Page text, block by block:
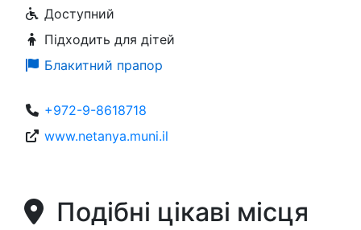
Доступний
Підходить для дітей
Блакитний прапор
+972-9-8618718
www.netanya.muni.il
Подібні цікаві місця